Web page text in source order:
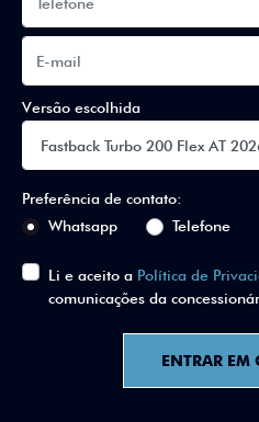
Versão escolhida
Preferência de contato:
Whatsapp
Telefone
Li e aceito a Política de
comunicações da
ENTRAR EM